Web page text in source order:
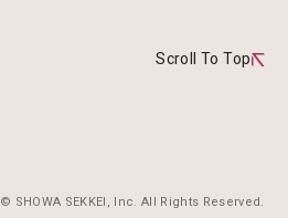
Scroll To Top
© SHOWA SEKKEI, Inc. All Rights Reserved.